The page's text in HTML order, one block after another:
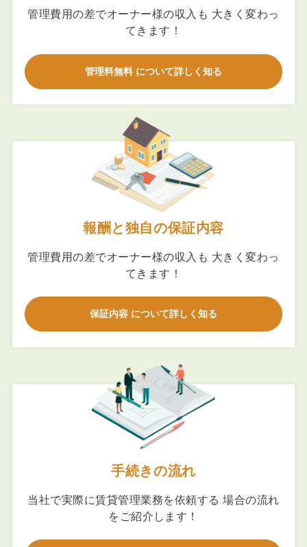
管理費用の差でオーナー様の収入も 大きく変わっ
てきます！
管理料無料 について詳しく知る
報酬と独自の保証内容
管理費用の差でオーナー様の収入も 大きく変わっ
てきます！
保証内容 について詳しく知る
手続きの流れ
当社で実際に賃貸管理業務を依頼する 場合の流れ
をご紹介します！